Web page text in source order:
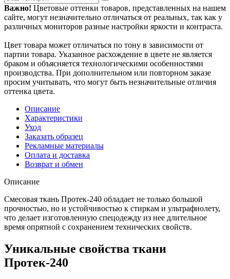
Важно! Цветовые оттенки товаров, представленных на нашем
сайте, могут незначительно отличаться от реальных, так как у
различных мониторов разные настройки яркости и контраста.
Цвет товара может отличаться по тону в зависимости от
партии товара. Указанное расхождение в цвете не является
браком и объясняется технологическими особенностями
производства. При дополнительном или повторном заказе
просим учитывать, что могут быть незначительные отличия
оттенка цвета.
Описание
Характеристики
Уход
Заказать образец
Рекламные материалы
Оплата и доставка
Возврат и обмен
Описание
Смесовая ткань Протек-240 обладает не только большой
прочностью, но и устойчивостью к стиркам и ультрафиолету,
что делает изготовленную спецодежду из нее длительное
время опрятной с сохранением технических свойств.
Уникальные свойства ткани
Протек-240